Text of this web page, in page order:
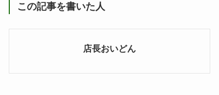
この記事を書いた人
店長おいどん